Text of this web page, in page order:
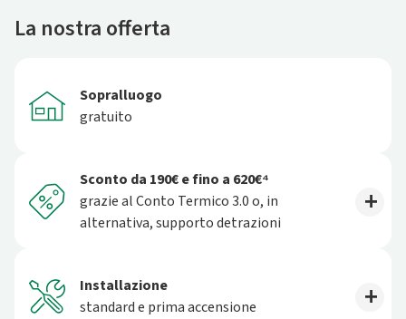
La nostra offerta
Sopralluogo
gratuito
Sconto da 190€ e fino a 620€⁴
grazie al Conto Termico 3.0 o, in
alternativa, supporto detrazioni
Installazione
standard e prima accensione